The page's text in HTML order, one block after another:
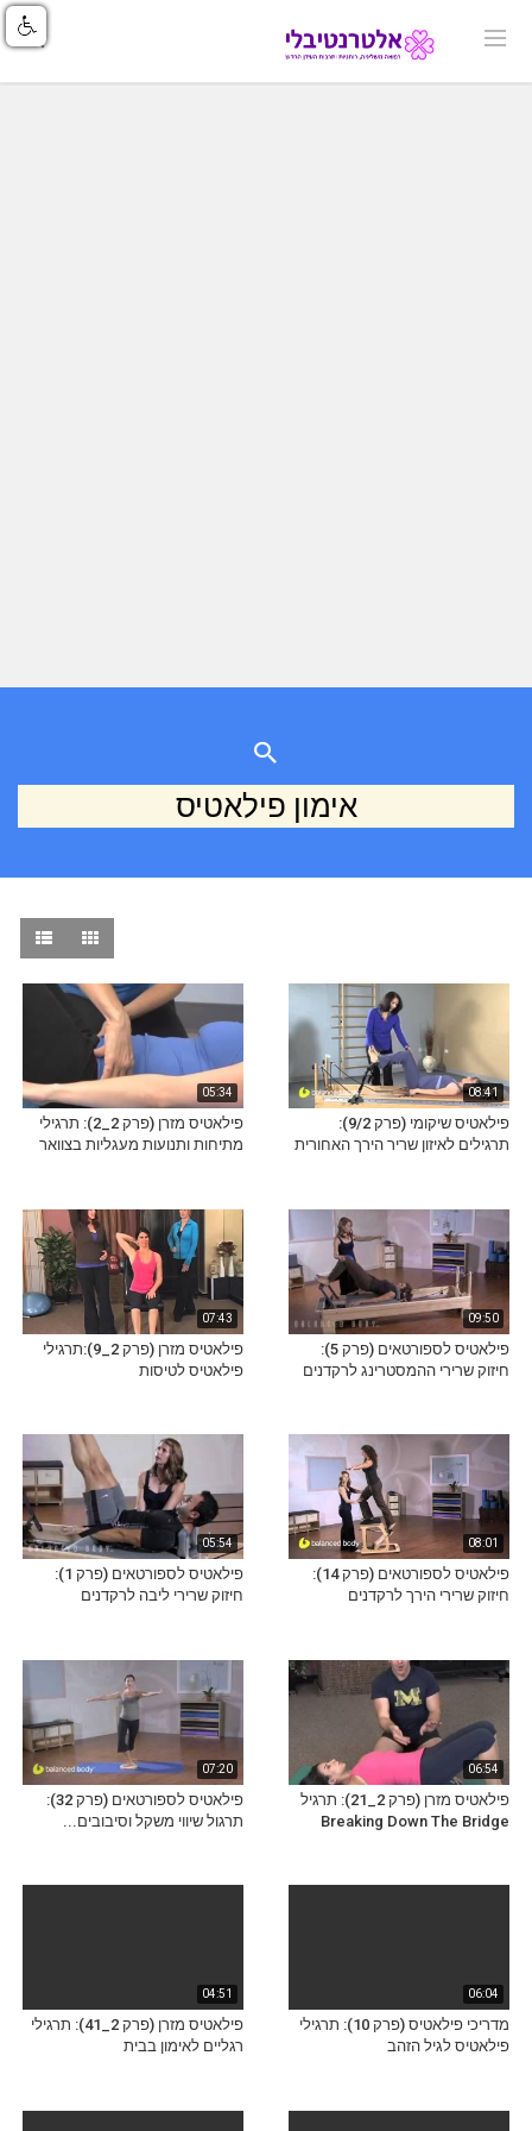
אימון פילאטיס
08:41
פילאטיס שיקומי (פרק 9/2):
תרגילים לאיזון שריר הירך האחורית
05:34
פילאטיס מזרן (פרק 2_2): תרגילי
מתיחות ותנועות מעגליות בצוואר
09:50
פילאטיס לספורטאים (פרק 5):
חיזוק שרירי ההמסטרינג לרקדנים
07:43
פילאטיס מזרן (פרק 2_9):תרגילי
פילאטיס לטיסות
08:01
פילאטיס לספורטאים (פרק 14):
חיזוק שרירי הירך לרקדנים
05:54
פילאטיס לספורטאים (פרק 1):
חיזוק שרירי ליבה לרקדנים
06:54
פילאטיס מזרן (פרק 2_21): תרגיל
Breaking Down The Bridge
07:20
פילאטיס לספורטאים (פרק 32):
תרגול שיווי משקל וסיבובים...
06:04
מדריכי פילאטיס (פרק 10): תרגילי
פילאטיס לגיל הזהב
04:51
פילאטיס מזרן (פרק 2_41): תרגילי
רגליים לאימון בבית